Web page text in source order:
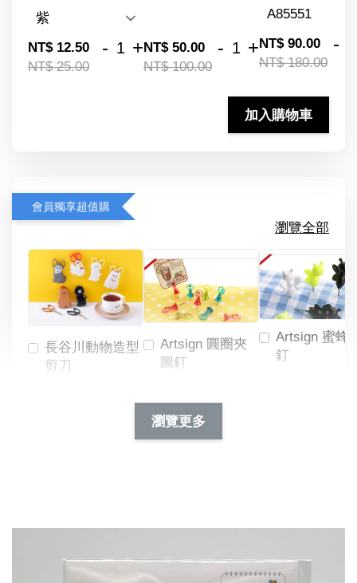
NT$ 12.50
NT$ 25.00
- +NT$ 50.00
NT$ 100.00
- +NT$ 90.00
NT$ 180.00
-
加入購物車
會員獨享超值購
瀏覽全部
長谷川動物造型
剪刀
Artsign 圓圈夾
圖釘
NT$ 19.00
NT$ 66.00
Artsign 蜜蜂
釘
瀏覽更多